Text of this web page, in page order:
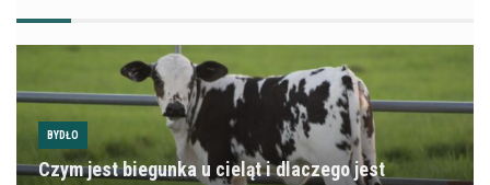
BYDŁO
Czym jest biegunka u cieląt i dlaczego jest